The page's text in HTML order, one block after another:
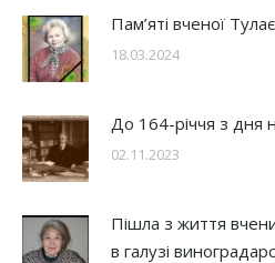
Пам’яті вченої
18.03.2024
До 164-річчя з дня
02.11.2023
Пішла з життя
в галузі